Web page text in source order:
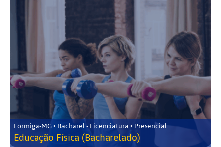
Formiga-MG • Bacharel - Licenciatura • Presencial
Educação Física (Bacharelado)